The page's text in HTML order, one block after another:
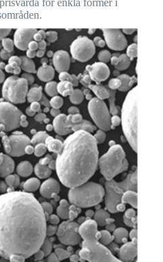
för enkla former i